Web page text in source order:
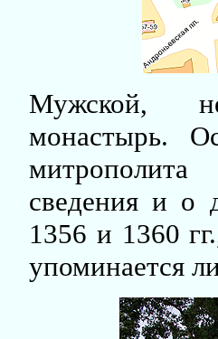
Мужской,
монастырь.
сведения и о
1356 и 1360
упоминается